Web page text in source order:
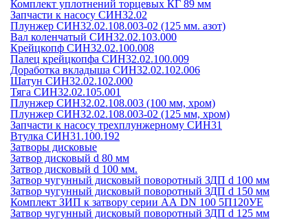
Комплект уплотнений торцевых КГ 89 мм
Запчасти к насосу СИН32.02
Плунжер СИН32.02.108.003-02 (125 мм. азот)
Вал коленчатый СИН32.02.103.000
Крейцкопф СИН32.02.100.008
Палец крейцкопфа СИН32.02.100.009
Доработка вкладыша СИН32.02.102.006
Шатун СИН32.02.102.000
Тяга СИН32.02.105.001
Плунжер СИН32.02.108.003 (100 мм, хром)
Плунжер СИН32.02.108.003-02 (125 мм, хром)
Запчасти к насосу трехплунжерному СИН31
Втулка СИН31.100.192
Затворы дисковые
Затвор дисковый d 80 мм
Затвор дисковый d 100 мм.
Затвор чугунный дисковый поворотный ЗДП d 100 мм
Затвор чугунный дисковый поворотный ЗДП d 150 мм
Комплект ЗИП к затвору серии АА DN 100 5П120УЕ
Затвор чугунный дисковый поворотный ЗДП d 125 мм